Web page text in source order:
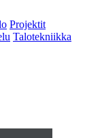
Projektit
Talotekniikka